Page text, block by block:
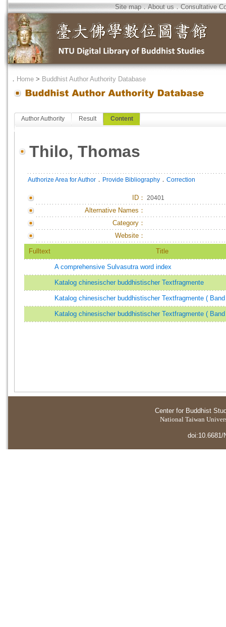
Site map．About us．Consultative
． Home > Buddhist Author Authority Database
Author Authority Result Content
Thilo, Thomas
Authorize Area for Author ． Provide Bibliography ． Correction
ID ： 20401
Alternative Names：
Category：
Website：
Fulltext Title
A comprehensive Sulvasutra word index
Katalog chinesischer buddhistischer Textfragmente
Katalog chinesischer buddhistischer Textfragmente (
Katalog chinesischer buddhistischer Textfragmente (
Center for Buddhist
National Taiwan
doi:10.6681/